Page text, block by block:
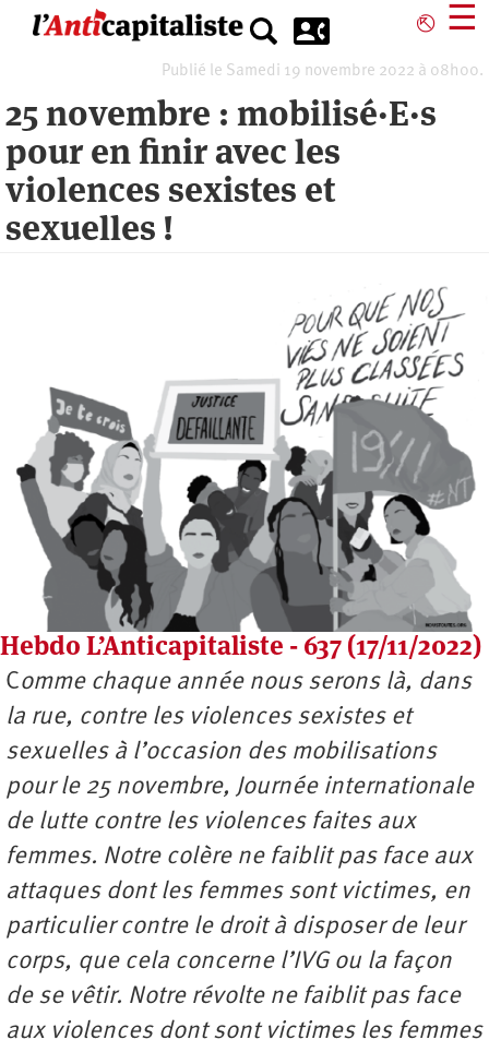
⎋ ☰
Publié le Samedi 19 novembre 2022 à 08h00.
25 novembre : mobilisé·E·s
pour en finir avec les
violences sexistes et
sexuelles !
Hebdo L’Anticapitaliste - 637 (17/11/2022)
Comme chaque année nous serons là, dans
la rue, contre les violences sexistes et
sexuelles à l’occasion des mobilisations
pour le 25 novembre, Journée internationale
de lutte contre les violences faites aux
femmes. Notre colère ne faiblit pas face aux
attaques dont les femmes sont victimes, en
particulier contre le droit à disposer de leur
corps, que cela concerne l’IVG ou la façon
de se vêtir. Notre révolte ne faiblit pas face
aux violences dont sont victimes les femmes